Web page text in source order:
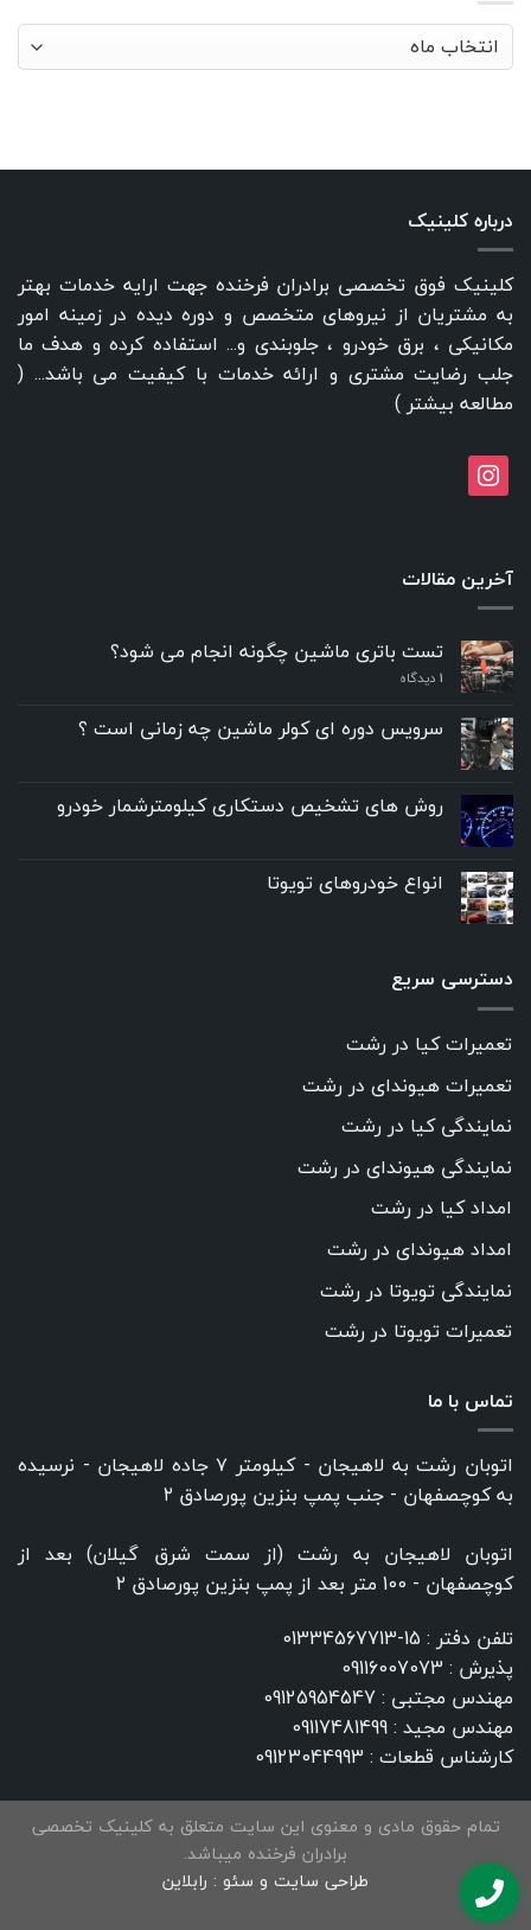
بایگانی‌ها
درباره کلینیک
کلینیک فوق تخصصی برادران فرخنده جهت ارایه خدمات بهتر
به مشتریان از نیروهای متخصص و دوره دیده در زمینه امور
مکانیکی ، برق خودرو ، جلوبندی و... استفاده کرده و هدف ما
جلب رضایت مشتری و ارائه خدمات با کیفیت می باشد... (
مطالعه بیشتر )
instagram
آخرین مقالات
تست باتری ماشین چگونه انجام می شود؟
۱ دیدگاه
سرویس دوره ای کولر ماشین چه زمانی است ؟
روش های تشخیص دستکاری کیلومترشمار خودرو
انواع خودروهای تویوتا
دسترسی سریع
تعمیرات کیا در رشت
تعمیرات هیوندای در رشت
نمایندگی کیا در رشت
نمایندگی هیوندای در رشت
امداد کیا در رشت
امداد هیوندای در رشت
نمایندگی تویوتا در رشت
تعمیرات تویوتا در رشت
تماس با ما
اتوبان رشت به لاهیجان - کیلومتر ۷ جاده لاهیجان - نرسیده
به کوچصفهان - جنب پمپ بنزین پورصادق ۲
اتوبان لاهیجان به رشت (از سمت شرق گیلان) بعد از
کوچصفهان - 100 متر بعد از پمپ بنزین پورصادق ۲
تلفن دفتر : 15-01334567713
پذیرش : 09116007073
مهندس مجتبی :09125954547
مهندس مجید :09117481499
کارشناس قطعات : 09123044993
تمام حقوق مادی و معنوی این سایت متعلق به کلینیک تخصصی
برادران فرخنده میباشد.
طراحی سایت و سئو : رابلاین